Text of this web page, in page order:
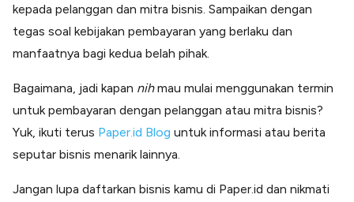
kepada pelanggan dan mitra bisnis. Sampaikan dengan
tegas soal kebijakan pembayaran yang berlaku dan
manfaatnya bagi kedua belah pihak.
Bagaimana, jadi kapan nihmau mulai menggunakan termin
untuk pembayaran dengan pelanggan atau mitra bisnis?
Yuk, ikuti terus Paper.id Blog untuk informasi atau berita
seputar bisnis menarik lainnya.
Jangan lupa daftarkan bisnis kamu di Paper.id dan nikmati